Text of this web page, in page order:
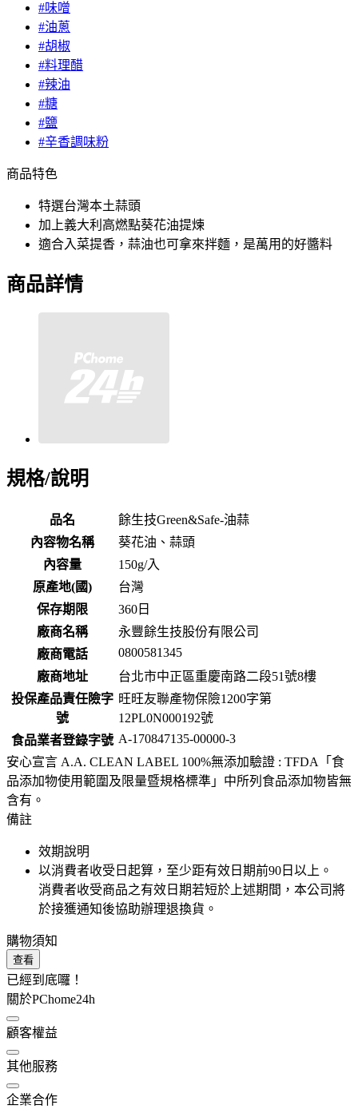
#味噌
#油蔥
#胡椒
#料理醋
#辣油
#糖
#鹽
#辛香調味粉
商品特色
特選台灣本土蒜頭
加上義大利高燃點葵花油提煉
適合入菜提香，蒜油也可拿來拌麵，是萬用的好醬料
商品詳情
規格/說明
品名
餘生技Green&Safe-油蒜
內容物名稱
葵花油、蒜頭
內容量
150g/入
原產地(國)
台灣
保存期限
360 日
廠商名稱
永豐餘生技股份有限公司
廠商電話
0800581345
廠商地址
台北市中正區重慶南路二段51號8樓
投保產品責任險字
號
旺旺友聯產物保險1200字第
12PL0N000192號
食品業者登錄字號 A-170847135-00000-3
安心宣言 A.A. CLEAN LABEL 100%無添加驗證 : TFDA「食
品添加物使用範圍及限量暨規格標準」中所列食品添加物皆無
含有。
備註
效期說明
以消費者收受日起算，至少距有效日期前90 日以上。
消費者收受商品之有效日期若短於上述期間，本公司將
於接獲通知後協助辦理退換貨。
購物須知
查看
已經到底囉！
關於PChome24h
顧客權益
其他服務
企業合作